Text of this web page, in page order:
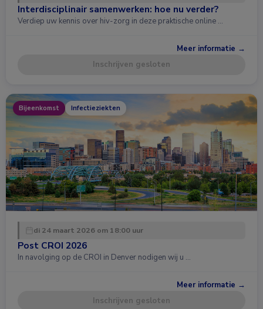
Interdisciplinair samenwerken: hoe nu verder?
Verdiep uw kennis over hiv-zorg in deze praktische online …
Meer informatie →
Inschrijven gesloten
Bijeenkomst Infectieziekten
di 24 maart 2026 om 18:00 uur
Post CROI 2026
In navolging op de CROI in Denver nodigen wij u …
Meer informatie →
Inschrijven gesloten